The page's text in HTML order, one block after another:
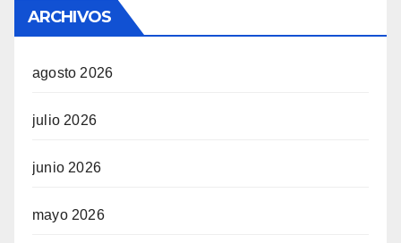
ARCHIVOS
agosto 2026
julio 2026
junio 2026
mayo 2026